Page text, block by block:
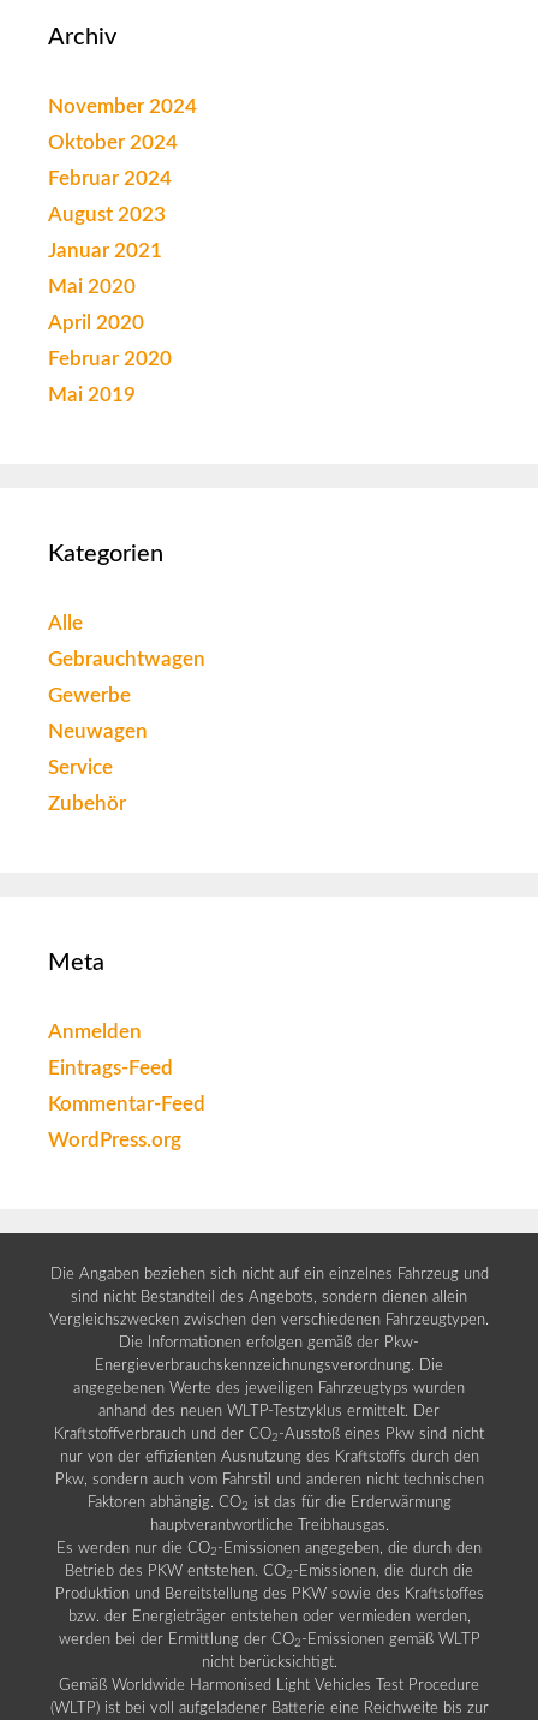
Archiv
November 2024
Oktober 2024
Februar 2024
August 2023
Januar 2021
Mai 2020
April 2020
Februar 2020
Mai 2019
Kategorien
Alle
Gebrauchtwagen
Gewerbe
Neuwagen
Service
Zubehör
Meta
Anmelden
Eintrags-Feed
Kommentar-Feed
WordPress.org
Die Angaben beziehen sich nicht auf ein einzelnes Fahrzeug und
sind nicht Bestandteil des Angebots, sondern dienen allein
Vergleichszwecken zwischen den verschiedenen Fahrzeugtypen.
Die Informationen erfolgen gemäß der Pkw-
Energieverbrauchskennzeichnungsverordnung. Die
angegebenen Werte des jeweiligen Fahrzeugtyps wurden
anhand des neuen WLTP-Testzyklus ermittelt. Der
Kraftstoffverbrauch und der CO2 -Ausstoß eines Pkw sind nicht
nur von der effizienten Ausnutzung des Kraftstoffs durch den
Pkw, sondern auch vom Fahrstil und anderen nicht technischen
Faktoren abhängig. CO2 ist das für die Erderwärmung
hauptverantwortliche Treibhausgas.
Es werden nur die CO2 -Emissionen angegeben, die durch den
Betrieb des PKW entstehen. CO2 -Emissionen, die durch die
Produktion und Bereitstellung des PKW sowie des Kraftstoffes
bzw. der Energieträger entstehen oder vermieden werden,
werden bei der Ermittlung der CO2 -Emissionen gemäß WLTP
nicht berücksichtigt.
Gemäß Worldwide Harmonised Light Vehicles Test Procedure
(WLTP) ist bei voll aufgeladener Batterie eine Reichweite bis zur